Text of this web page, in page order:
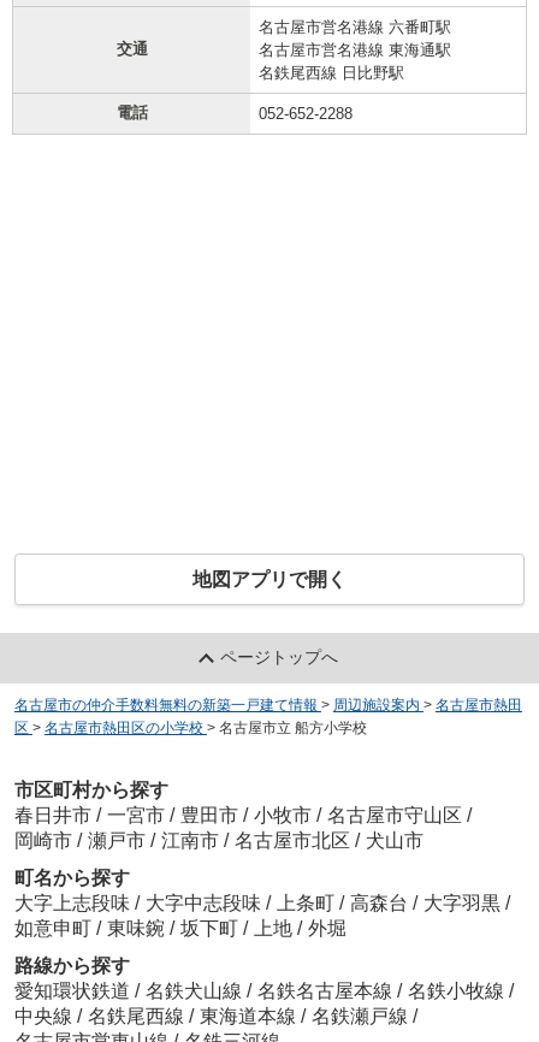
交通
名古屋市営名港線 六番町駅
名古屋市営名港線 東海通駅
名鉄尾西線 日比野駅
電話 052-652-2288
地図アプリで開く
ページトップへ
名古屋市の仲介手数料無料の新築一戸建て情報 > 周辺施設案内 > 名古屋市熱田
区 > 名古屋市熱田区の小学校 > 名古屋市立 船方小学校
市区町村から探す
春日井市 / 一宮市 / 豊田市 / 小牧市 / 名古屋市守山区 /
岡崎市 / 瀬戸市 / 江南市 / 名古屋市北区 / 犬山市
町名から探す
大字上志段味 / 大字中志段味 / 上条町 / 高森台 / 大字羽黒 /
如意申町 / 東味鋺 / 坂下町 / 上地 / 外堀
路線から探す
愛知環状鉄道 / 名鉄犬山線 / 名鉄名古屋本線 / 名鉄小牧線 /
中央線 / 名鉄尾西線 / 東海道本線 / 名鉄瀬戸線 /